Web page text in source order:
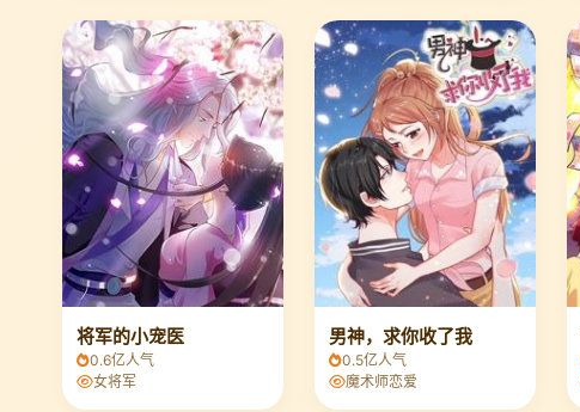
将军的小宠医
0.6亿人气
女将军
男神，求你收了我
0.5亿人气
魔术师恋爱